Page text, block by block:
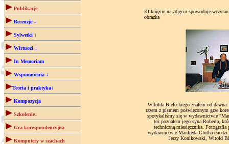
Publikacje
Recenzje ↓
Sylwetki ↓
Wirtuozi ↓
In Memoriam
Wspomnienia ↓
Teoria i praktyka↓
Kompozycja
Szkolenie↓
Gra korespondencyjna
Komputery w szachach
Kliknięcie na zdjęciu spowoduje
obrazka
Witolda Bieleckiego znałem od
razem z pismem poświęconym grze
spotykaliśmy się w wydawnictwie
też poznałem jego syna Roberta,
techniczną miesięcznika. Fotografia
wydawnictwie Manfreda Glutha
Jerzy Konikowski, Witold